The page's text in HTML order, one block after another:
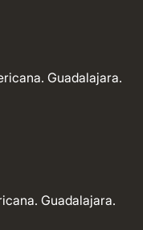
Guadalajara.
Guadalajara.